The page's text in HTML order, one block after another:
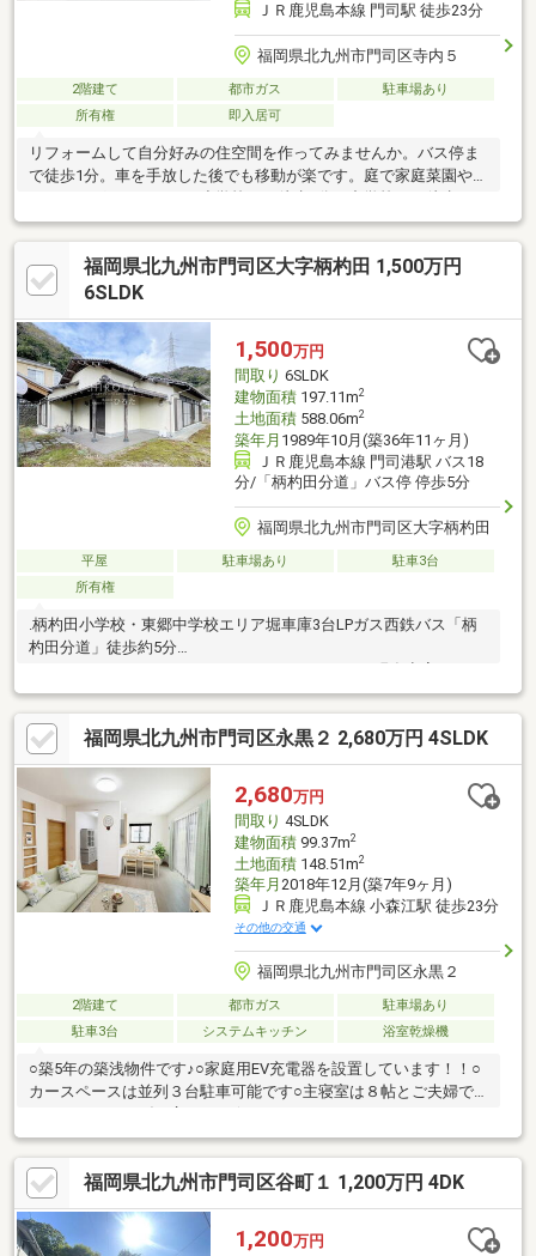
ＪＲ鹿児島本線 門司駅 徒歩23分
福岡県北九州市門司区寺内５
2階建て 都市ガス
駐車場あり
所有権
即入居可
リフォームして自分好みの住空間を作ってみませんか。バス停ま
で徒歩1分。車を手放した後でも移動が楽です。庭で家庭菜園やガ
分。通学が安心ですね。閑静な住宅街。落ち着いた住環境。和室2
部屋をつなげると12帖の広々空間。お友達や身内の人を集めてお
祝い事やパーティーができますね。収納が豊富なので室内を広く
利用できます。家具、家電を配置しやすい背面キッチン。大里イ
当たり、通風良好です。室内が明るいです。※私道面積195㎡ 持
分1/9
福岡県北九州市門司区大字柄杓田 1,500万円
6SLDK
1,500万円
間取り 6SLDK
建物面積197.11m2
土地面積588.06m2
築年月 1989年10月(築36年11ヶ月)
ＪＲ鹿児島本線 門司港駅 バス18
分/「柄杓田分道」バス停 停歩5分
福岡県北九州市門司区大字柄杓田
平屋 駐車場あり
駐車3台
所有権
.柄杓田小学校・東郷中学校エリア堀車庫3台LPガス西鉄バス「柄
杓田分道」徒歩約5分
□□━━━━━━━━━━━━━━━━━━━━━現在空室です。
日曜日・祝日の内覧も可能です。営業時間 10時～16時（休：水曜
日、第2、3火曜日） この時間帯はお電話でのお問い合わせがスム
ーズにご案内できます。右下の電話ボタンをタッチ！もしくはお
気軽にお電話ください ＞＞＞0120-210-
393━━━━━━━━━━━━━━━━━━━━━━□□
福岡県北九州市門司区永黒２ 2,680万円 4SLDK
2,680万円
間取り 4SLDK
建物面積99.37m2
土地面積148.51m2
築年月 2018年12月(築7年9ヶ月)
ＪＲ鹿児島本線 小森江駅 徒歩23分
その他の交通
福岡県北九州市門司区永黒２
2階建て 都市ガス
駐車場あり
駐車3台
システムキッチン 浴室乾燥機
○築5年の築浅物件です♪○家庭用EV充電器を設置しています！！○
カースペースは並列３台駐車可能です○主寝室は８帖とご夫婦で
付きで安心の収納力です○大里インターに近く、通勤やお出かけ
に便利な立地です！【当社自慢のワンストップサービス】・当社
在籍スタッフはリフォーム、ローンに関するエキスパート！・物
件購入+リフォーム費用もまとめてお見積り♪・住み替え先を探し
ながら、ご自宅の売却が並行して行えます！・もちろん査定も無
料です
福岡県北九州市門司区谷町１ 1,200万円 4DK
1,200万円